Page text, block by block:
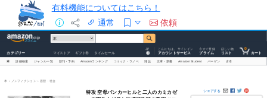
有料機能についてはこちら！
通常
依頼